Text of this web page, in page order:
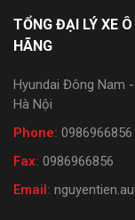
TỔNG ĐẠI LÝ XE
HÃNG
Hyundai Đông Nam
Hà Nội
Phone: 0986966856
Fax: 0986966856
Email: